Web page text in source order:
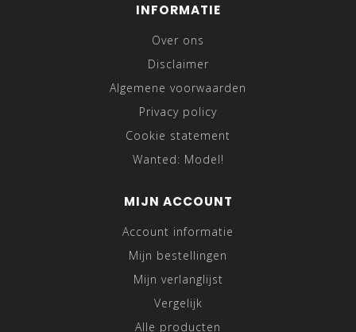
INFORMATIE
Over ons
Disclaimer
Algemene voorwaarden
Privacy policy
Cookie statement
Wanted: Model!
MIJN ACCOUNT
Account informatie
Mijn bestellingen
Mijn verlanglijst
Vergelijk
Alle producten